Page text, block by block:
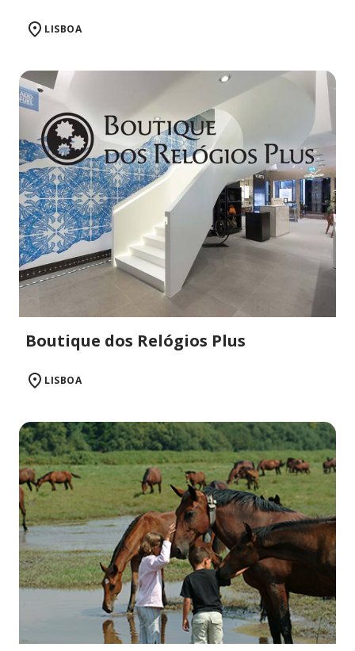
LISBOA
Boutique dos Relógios Plus
LISBOA